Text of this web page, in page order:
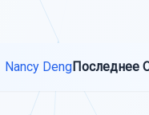
Nancy DengПоследнее